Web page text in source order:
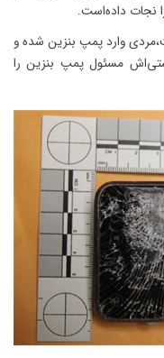
نجات داده‌است.
وارد پمپ بنزین شده و
مسئول پمپ بنزین را